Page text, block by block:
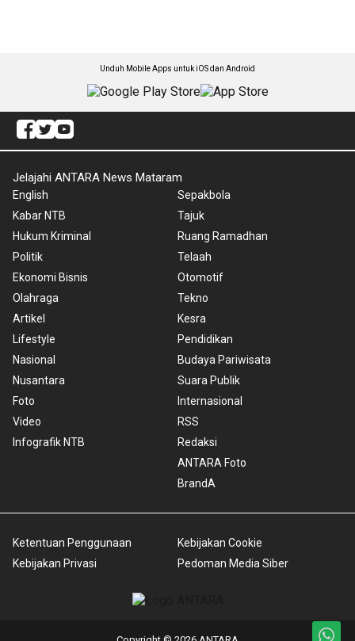
Unduh Mobile Apps untuk iOS dan Android
Jelajahi ANTARA News Mataram
English
Kabar NTB
Hukum Kriminal
Politik
Ekonomi Bisnis
Olahraga
Artikel
Lifestyle
Nasional
Nusantara
Foto
Video
Infografik NTB
Sepakbola
Tajuk
Ruang Ramadhan
Telaah
Otomotif
Tekno
Kesra
Pendidikan
Budaya Pariwisata
Suara Publik
Internasional
RSS
Redaksi
ANTARA Foto
BrandA
Ketentuan Penggunaan
Kebijakan Privasi
Kebijakan Cookie
Pedoman Media Siber